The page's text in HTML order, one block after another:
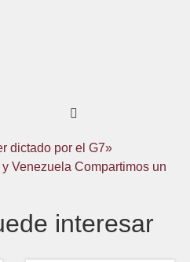
dictado por el G7»
Venezuela Compartimos un
interesar